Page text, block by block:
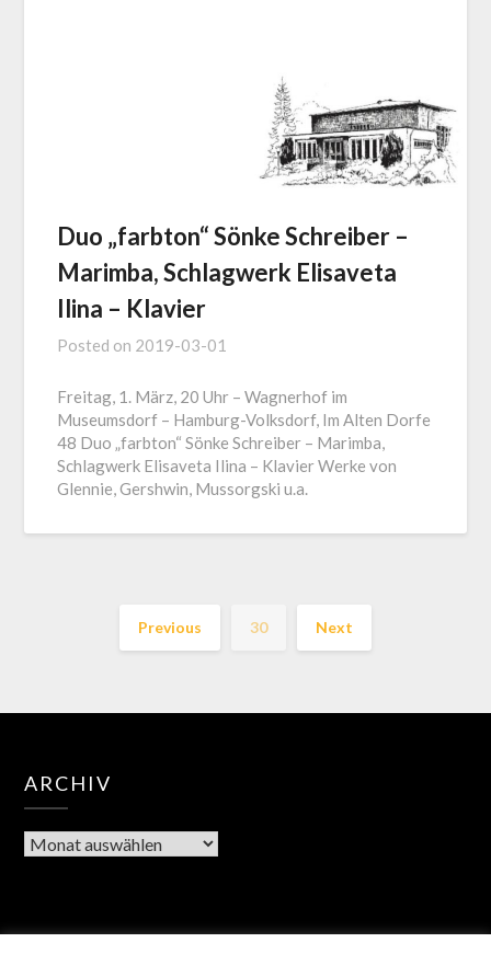
Duo „farbton“ Sönke Schreiber –
Marimba, Schlagwerk Elisaveta
Ilina – Klavier
Posted on 2019-03-01
Freitag, 1. März, 20 Uhr – Wagnerhof im
Museumsdorf – Hamburg-Volksdorf, Im Alten Dorfe
48 Duo „farbton“ Sönke Schreiber – Marimba,
Schlagwerk Elisaveta Ilina – Klavier Werke von
Glennie, Gershwin, Mussorgski u.a.
Previous 30 Next
ARCHIV